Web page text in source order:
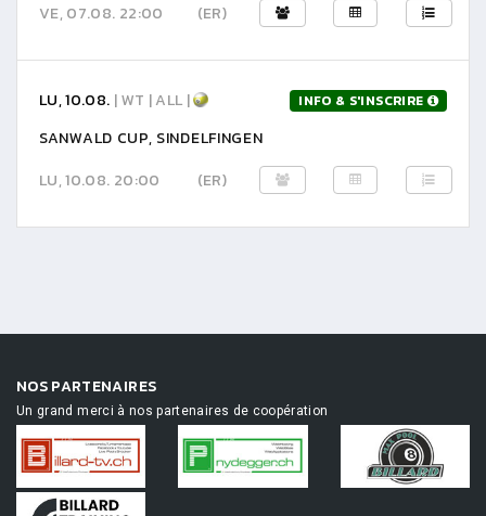
VE, 07.08. 22:00
(ER)
LU, 10.08. | WT | ALL | INFO & S'INSCRIRE
SANWALD CUP, SINDELFINGEN
LU, 10.08. 20:00
(ER)
NOS PARTENAIRES
Un grand merci à nos partenaires de coopération